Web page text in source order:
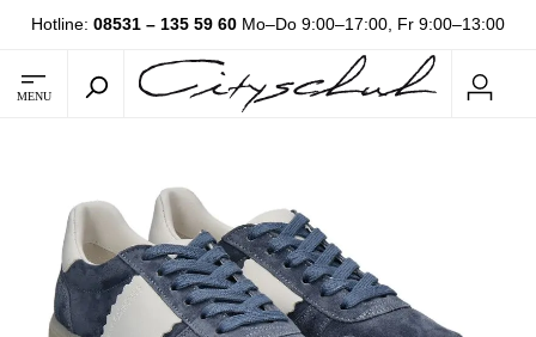
Hotline: 08531 – 135 59 60 Mo–Do 9:00–17:00, Fr 9:00–13:00
MENU